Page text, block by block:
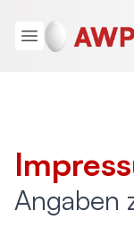
Angaben